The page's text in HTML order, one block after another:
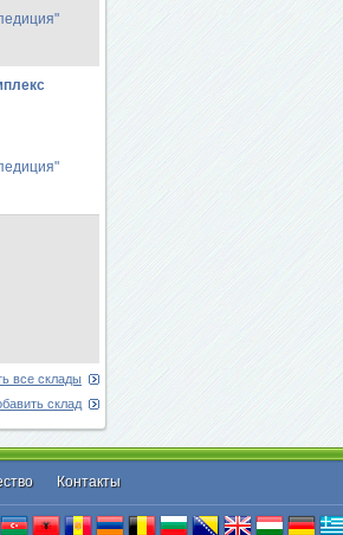
все склады
склад
Контакты